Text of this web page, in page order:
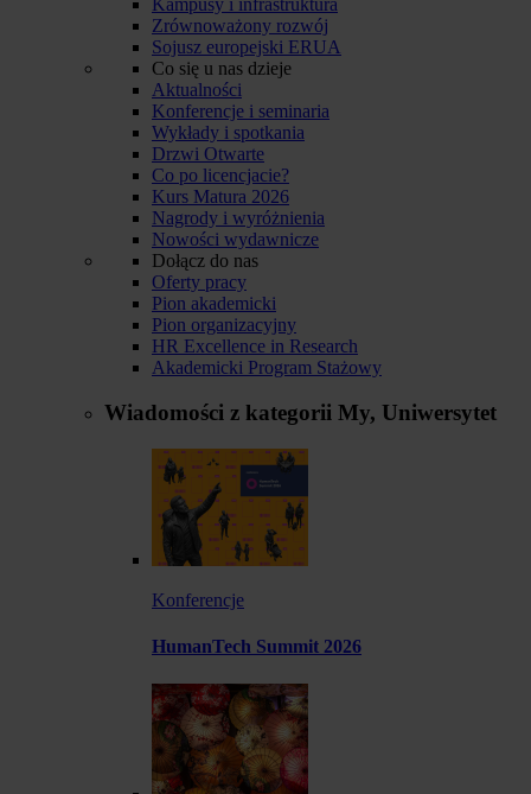
Zrównoważony rozwój
Sojusz europejski ERUA
Co się u nas dzieje
Aktualności
Konferencje i seminaria
Wykłady i spotkania
Drzwi Otwarte
Co po licencjacie?
Kurs Matura 2026
Nagrody i wyróżnienia
Nowości wydawnicze
Dołącz do nas
Oferty pracy
Pion akademicki
Pion organizacyjny
HR Excellence in Research
Akademicki Program Stażowy
Wiadomości z kategorii My, Uniwersytet
Konferencje
HumanTech Summit 2026